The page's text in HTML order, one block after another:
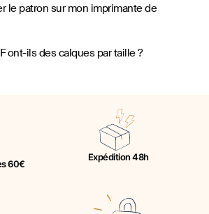
le patron sur mon imprimante de
ont-ils des calques par taille ?
60€
Expédition 48h